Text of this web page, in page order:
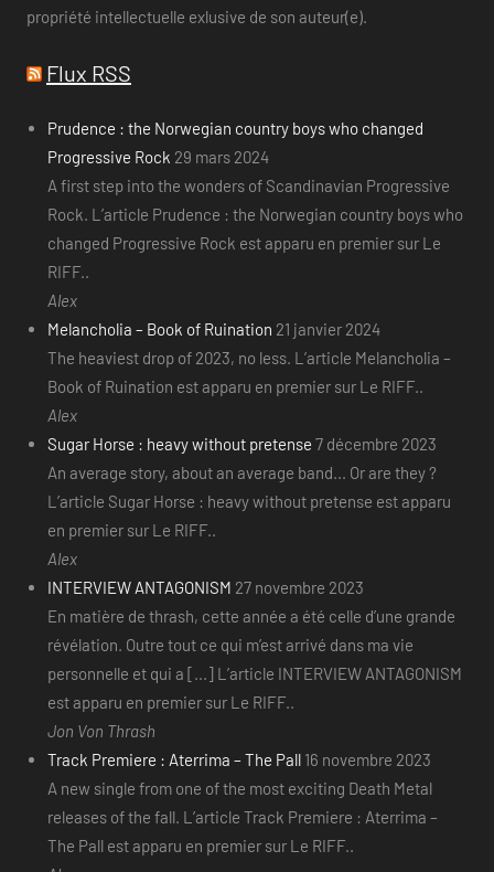
propriété intellectuelle exlusive de son auteur(e).
Flux RSS
Prudence : the Norwegian country boys who changed
Progressive Rock 29 mars 2024
A first step into the wonders of Scandinavian Progressive
Rock. L’article Prudence : the Norwegian country boys who
changed Progressive Rock est apparu en premier sur Le
RIFF..
Alex
Melancholia – Book of Ruination 21 janvier 2024
The heaviest drop of 2023, no less. L’article Melancholia –
Book of Ruination est apparu en premier sur Le RIFF..
Alex
Sugar Horse : heavy without pretense 7 décembre 2023
An average story, about an average band... Or are they ?
L’article Sugar Horse : heavy without pretense est apparu
en premier sur Le RIFF..
Alex
INTERVIEW ANTAGONISM 27 novembre 2023
En matière de thrash, cette année a été celle d’une grande
révélation. Outre tout ce qui m’est arrivé dans ma vie
personnelle et qui a [...] L’article INTERVIEW ANTAGONISM
est apparu en premier sur Le RIFF..
Jon Von Thrash
Track Premiere : Aterrima – The Pall 16 novembre 2023
A new single from one of the most exciting Death Metal
releases of the fall. L’article Track Premiere : Aterrima –
The Pall est apparu en premier sur Le RIFF..